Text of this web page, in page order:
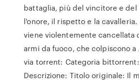
battaglia, più del vincitore e del
l'onore, il rispetto e la
viene violentemente cancellata
armi da fuoco, che colpiscono a
via torrent: Categoria bittorrent:
Descrizione: Titolo originale: Il